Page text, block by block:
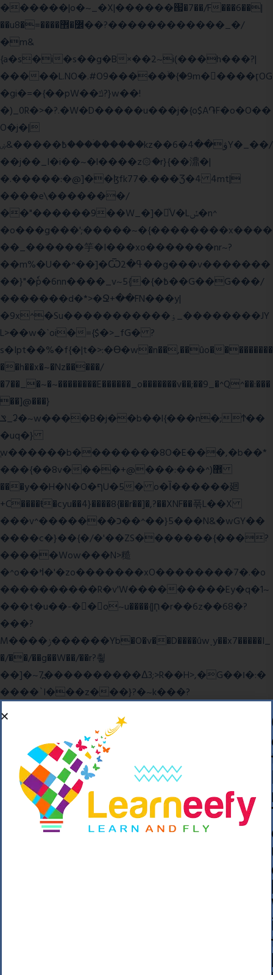
������|o�~_�X|������՗�7��/F���6��|
��u8�=����߼�޾��?������������_�/
�m&
{a�s�i�s��g�B×��2~i(���h���?|
�����L.NO�.#O9�����ۙ�{�9m��ً���ӷOG
�gi�=�{��pW��ݿ?}w��!
�)_0R�>�?.�W�D�����u���j�{o$A֏F�o�O��
O�j�|
߿�����&ۻ����ۛ�����kz��ۋ��4�6Y�_��/
��j��_I�i��~�l����z۞�r}{��濎�|
�.�����:�@]��ɮfk77�.���Ʒ�4 4mt|
����e\�������/
��"������9��W_�]�ͮV�Lݽ�n^
�o���g���';�����~�{��������x����
��_������竽�I���xo�������nr~?
��m%�U��^��]�Ѿߟ�2��g���v�������
��}"�ٗp�6nn����_v~5{�{�߿��G��G���/
�������d�*>�Ջ+��FN���y|
�9x^�Su�����������ۏ_��������JY
L>��w�ˋoi�={$�>_fG� ?
s�Ipt��%�f{�|t�>:�ϴ�w�n��,��ûo���������
��h��x�~�Nz�����/
�7��_�~�~��������E������_o�������v��;��9_�^Q^��:���
��]@���}
ݏ_ʡ�~w����B�j��b��l{���n�;Ϯ��
�uq�}
ֲw������b��������8O�E���,�b��*
���{��8v����+@���:���^)޾
���y��H�N�O�ףU�5� o�Ȉ������廻
+C����ŧ�cyu��4}����8{��r��]�,?��XNF��푺L��X
���v^�������כ��^��}5���N&�wGY��
����c�}��{�/�'��ZS�������{���?
�����Wow���N>糙
�^o��ߞ�'�zo�������xO��������7�.�o
����������R�v'W���������Ey�q�1~
���t�u��-�� o~u����{|ח֧�r��6z��68�?
���?
M����ݫ������Yb�O�v��D����ûw˯y��x7�����I_
�/��/��g��W��/��r?쵷
��]�~7߽����������Δ3;>R��H>,�G��ו�:�
���� `I���z���}?�~k���?
��o��C���ǡ���,����*�3��#eۧ_>\��z
�K{DQg�Ϯ��]u��3o�V~�/��@��??
����Y�]�s�n���s
����p��|
��^��������$��ٽ�P���~��4���Snn^
$ ����Ogy/|>ڿ|�I��'A�n��1�$�}
=c"'��K���X�:��?j�ԫ��-